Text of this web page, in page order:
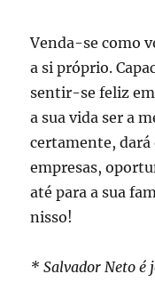
Venda-se como
a si próprio.
sentir-se feliz
a sua vida ser a
certamente,
empresas,
até para a sua
nisso!
* Salvador Neto é